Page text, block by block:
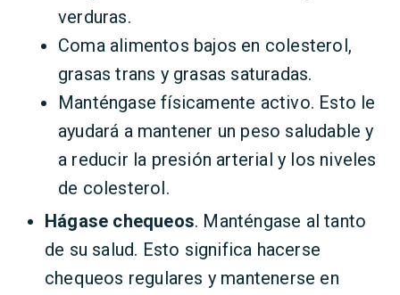
verduras.
Coma alimentos bajos en colesterol,
grasas trans y grasas saturadas.
Manténgase físicamente activo. Esto le
ayudará a mantener un peso saludable y
a reducir la presión arterial y los niveles
de colesterol.
Hágase chequeos. Manténgase al tanto
de su salud. Esto significa hacerse
chequeos regulares y mantenerse en